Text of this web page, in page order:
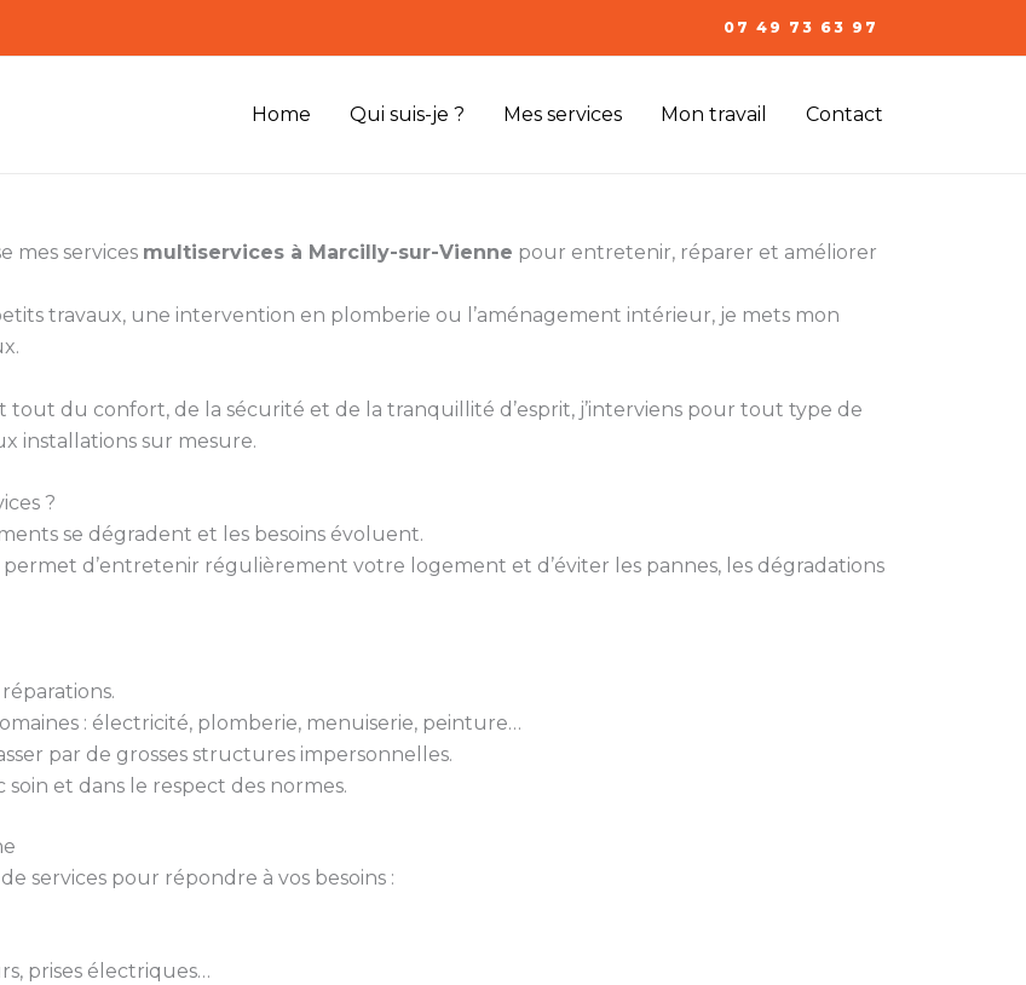
07 49 73 63 97
Home Qui suis-je ? Mes services Mon travail Contact
mes services multiservices à Marcilly-sur-Vienne pour entretenir, réparer et améliorer
travaux, une intervention en plomberie ou l’aménagement intérieur, je mets mon
tout du confort, de la sécurité et de la tranquillité d’esprit, j’interviens pour tout type de
installations sur mesure.
?
se dégradent et les besoins évoluent.
permet d’entretenir régulièrement votre logement et d’éviter les pannes, les dégradations
: électricité, plomberie, menuiserie, peinture…
par de grosses structures impersonnelles.
soin et dans le respect des normes.
services pour répondre à vos besoins :
prises électriques…